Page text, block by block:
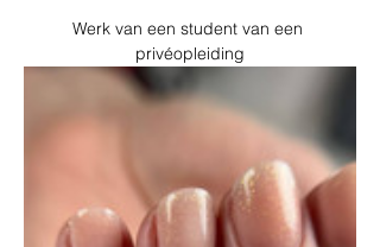
Werk van een student van een
privéopleiding